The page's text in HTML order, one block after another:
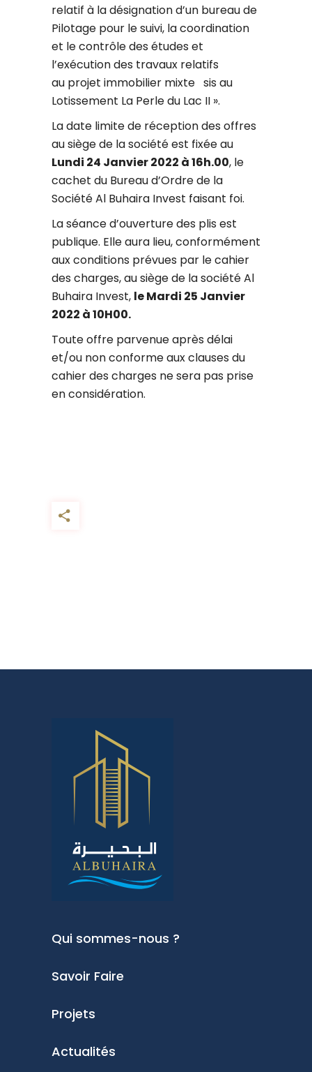
relatif à la désignation d’un bureau de
Pilotage pour le suivi, la coordination
et le contrôle des études et
l’exécution des travaux relatifs
au projet immobilier mixte sis au
Lotissement La Perle du Lac II ».
La date limite de réception des offres
au siège de la société est fixée au
Lundi 24 Janvier 2022 à 16h.00, le
cachet du Bureau d’Ordre de la
Société Al Buhaira Invest faisant foi.
La séance d’ouverture des plis est
publique. Elle aura lieu, conformément
aux conditions prévues par le cahier
des charges, au siège de la société Al
Buhaira Invest, le Mardi 25 Janvier
2022 à 10H00.
Toute offre parvenue après délai
et/ou non conforme aux clauses du
cahier des charges ne sera pas prise
en considération.
Qui sommes-nous ?
Savoir Faire
Projets
Actualités